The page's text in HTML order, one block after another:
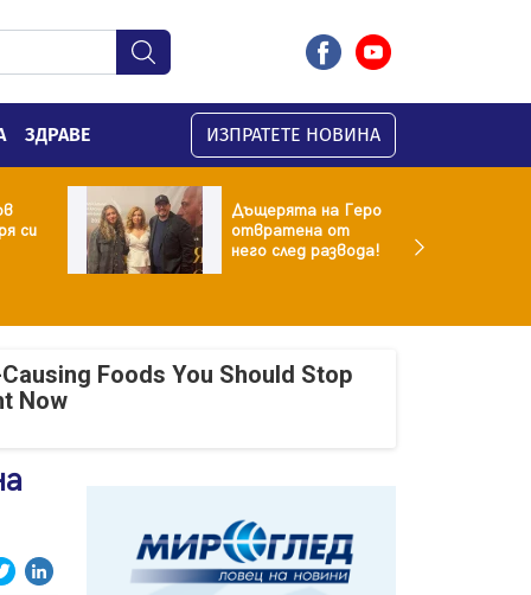
ЗДРАВЕ ИЗПРАТЕТЕ НОВИНА
си
Дъщерята на Геро
отвратена от
него след развода!
Foods You Should Stop
Now